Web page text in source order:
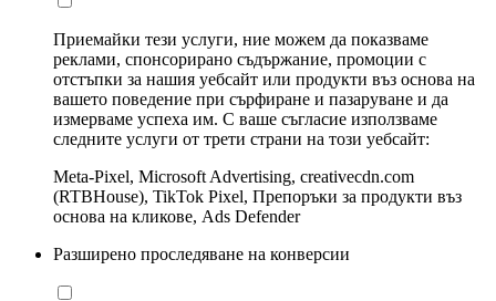
Приемайки тези услуги, ние можем да показваме
реклами, спонсорирано съдържание, промоции с
отстъпки за нашия уебсайт или продукти въз основа на
вашето поведение при сърфиране и пазаруване и да
измерваме успеха им. С ваше съгласие използваме
следните услуги от трети страни на този уебсайт:
Meta-Pixel, Microsoft Advertising, creativecdn.com
(RTBHouse), TikTok Pixel, Препоръки за продукти въз
основа на кликове, Ads Defender
Разширено проследяване на конверсии